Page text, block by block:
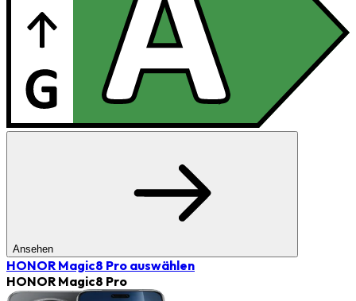
Ansehen
HONOR Magic8 Pro auswählen
HONOR Magic8 Pro